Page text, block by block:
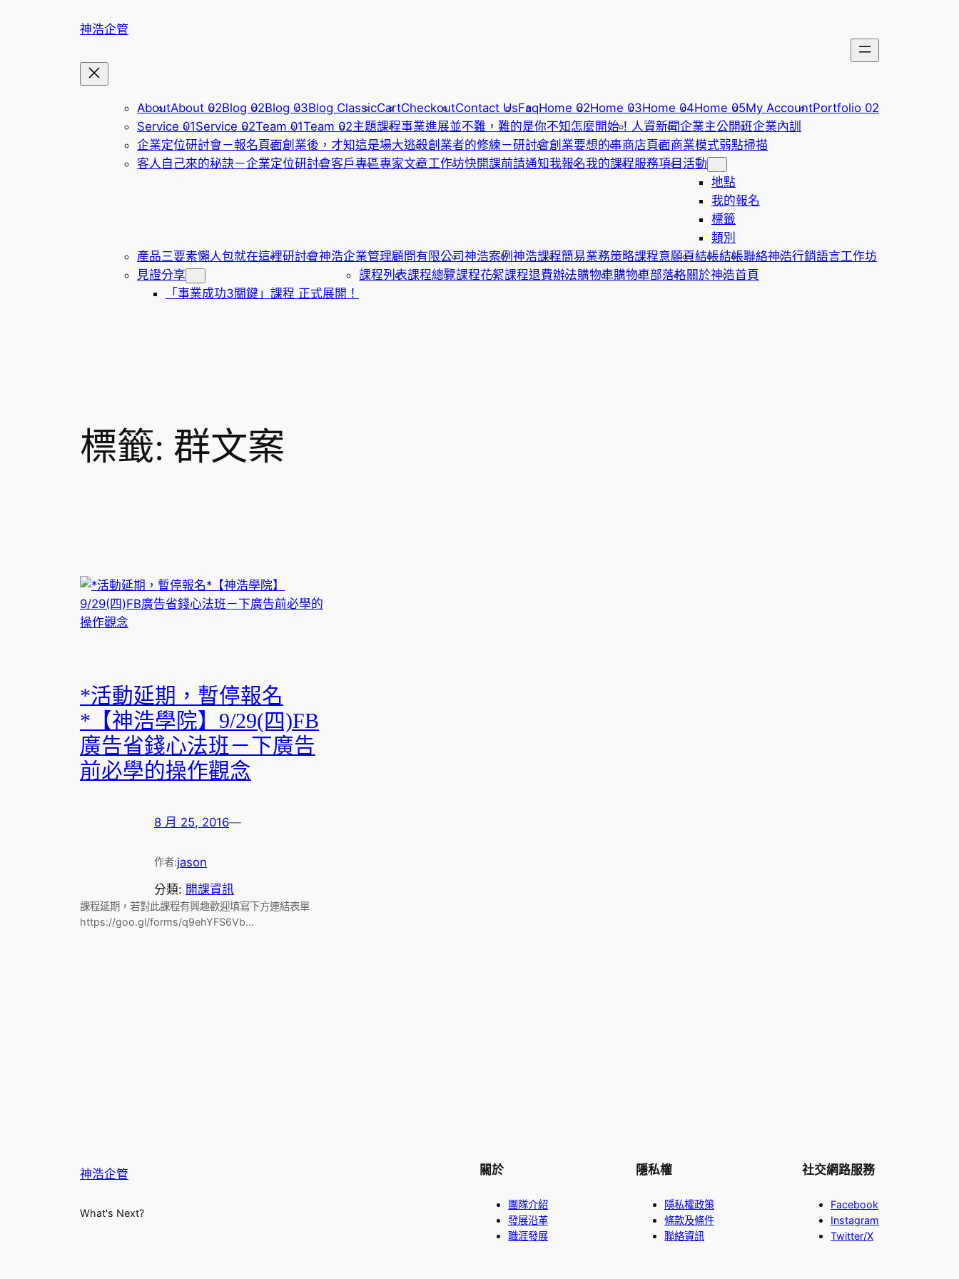
神浩企管
AboutAbout 02Blog 02Blog 03Blog ClassicCartCheckoutContact UsFaqHome 02Home 03Home 04Home 05My AccountPortfolio 02
Service 01Service 02Team 01Team 02主題課程事業進展並不難，難的是你不知怎麼開始！ 人資新聞企業主公開班企業內訓
企業定位研討會－報名頁面創業後，才知這是場大逃殺創業者的修練－研討會創業要想的事商店頁面商業模式弱點掃描
客人自己來的秘訣－企業定位研討會客戶專區專家文章工作坊快開課前請通知我報名我的課程服務項目 活動
地點
我的報名
標籤
類別
產品三要素懶人包就在這裡研討會神浩企業管理顧問有限公司神浩案例 神浩課程簡易業務策略課程意願頁結帳結帳聯絡神浩行銷語言工作坊
見證分享
「事業成功3關鍵」課程 正式展開！
課程列表課程總覽課程花絮課程退費辦法購物車購物車部落格關於神浩首頁
標籤: 群文案
*活動延期，暫停報名
*【神浩學院】9/29(四)FB
廣告省錢心法班－下廣告
前必學的操作觀念
8 月 25, 2016—
作者:jason
分類: 開課資訊
課程延期，若對此課程有興趣歡迎填寫下方連結表單
https://goo.gl/forms/q9ehYFS6Vb…
神浩企管
What's Next?
關於
團隊介紹
發展沿革
職涯發展
隱私權
隱私權政策
條款及條件
聯絡資訊
社交網路服務
Facebook
Instagram
Twitter/X